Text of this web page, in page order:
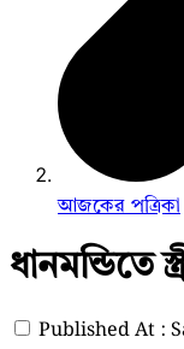
আজকের পত্রিকা
ধানমন্ডিতে
Published At :